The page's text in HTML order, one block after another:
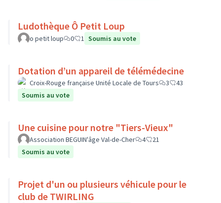
Ludothèque Ô Petit Loup
o petit loup 0 1 Soumis au vote
Dotation d’un appareil de télémédecine
Croix-Rouge française Unité Locale de Tours 3
43
Soumis au vote
Une cuisine pour notre "Tiers-Vieux"
Association BEGUIN'âge Val-de-Cher 4
21
Soumis au vote
Projet d'un ou plusieurs véhicule pour le
club de TWIRLING